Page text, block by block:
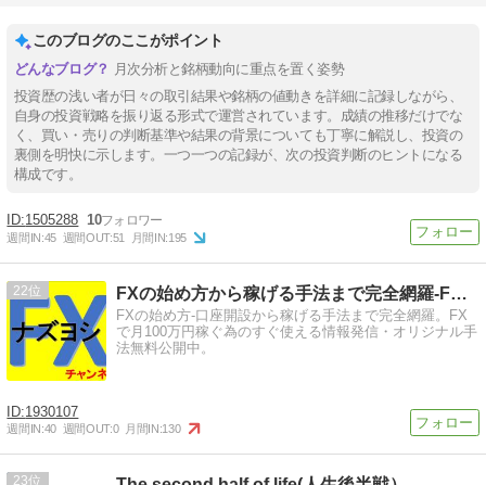
このブログのここがポイント
月次分析と銘柄動向に重点を置く姿勢
投資歴の浅い者が日々の取引結果や銘柄の値動きを詳細に記録しながら、
自身の投資戦略を振り返る形式で運営されています。成績の推移だけでな
く、買い・売りの判断基準や結果の背景についても丁寧に解説し、投資の
裏側を明快に示します。一つ一つの記録が、次の投資判断のヒントになる
構成です。
1505288 10
週間IN:45 週間OUT:51 月間IN:195
22 FXの始め方から稼げる手法まで完全網羅-FXのススメ
FXの始め方-口座開設から稼げる手法まで完全網羅。FX
で月100万円稼ぐ為のすぐ使える情報発信・オリジナル手
法無料公開中。
1930107
週間IN:40 週間OUT:0 月間IN:130
23